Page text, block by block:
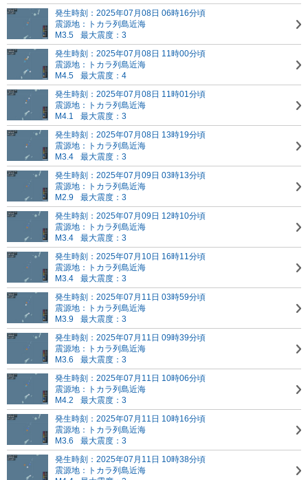
発生時刻：2025年07月08日 06時16分頃
震源地：トカラ列島近海
M3.5
最大震度：3
発生時刻：2025年07月08日 11時00分頃
震源地：トカラ列島近海
M4.5
最大震度：4
発生時刻：2025年07月08日 11時01分頃
震源地：トカラ列島近海
M4.1
最大震度：3
発生時刻：2025年07月08日 13時19分頃
震源地：トカラ列島近海
M3.4
最大震度：3
発生時刻：2025年07月09日 03時13分頃
震源地：トカラ列島近海
M2.9
最大震度：3
発生時刻：2025年07月09日 12時10分頃
震源地：トカラ列島近海
M3.4
最大震度：3
発生時刻：2025年07月10日 16時11分頃
震源地：トカラ列島近海
M3.4
最大震度：3
発生時刻：2025年07月11日 03時59分頃
震源地：トカラ列島近海
M3.9
最大震度：3
発生時刻：2025年07月11日 09時39分頃
震源地：トカラ列島近海
M3.6
最大震度：3
発生時刻：2025年07月11日 10時06分頃
震源地：トカラ列島近海
M4.2
最大震度：3
発生時刻：2025年07月11日 10時16分頃
震源地：トカラ列島近海
M3.6
最大震度：3
発生時刻：2025年07月11日 10時38分頃
震源地：トカラ列島近海